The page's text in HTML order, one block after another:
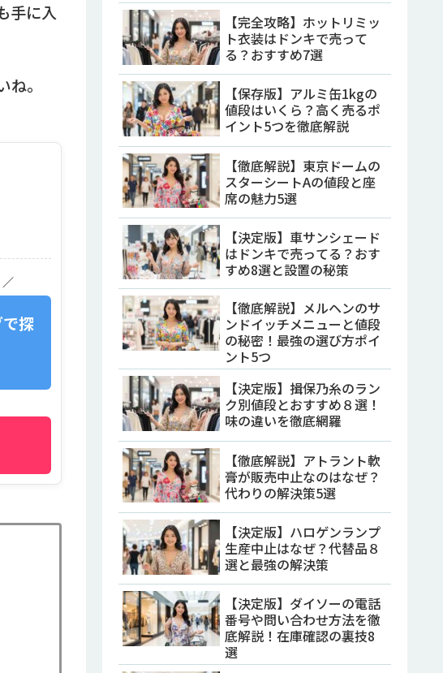
手に入
。
探
【完全攻略】ホットリミッ
ト衣装はドンキで売って
る？おすすめ7選
【保存版】アルミ缶1kgの
値段はいくら？高く売るポ
イント5つを徹底解説
【徹底解説】東京ドームの
スターシートAの値段と座
席の魅力5選
【決定版】車サンシェード
はドンキで売ってる？おす
すめ8選と設置の秘策
【徹底解説】メルヘンのサ
ンドイッチメニューと値段
の秘密！最強の選び方ポイ
ント5つ
【決定版】揖保乃糸のラン
ク別値段とおすすめ８選！
味の違いを徹底網羅
【徹底解説】アトラント軟
膏が販売中止なのはなぜ？
代わりの解決策5選
【決定版】ハロゲンランプ
生産中止はなぜ？代替品８
選と最強の解決策
【決定版】ダイソーの電話
番号や問い合わせ方法を徹
底解説！在庫確認の裏技8
選